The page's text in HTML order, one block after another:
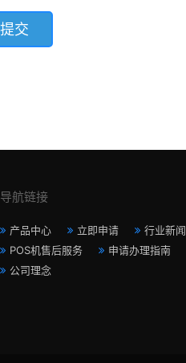
导航链接
产品中心 立即申请
行业新闻
POS机售后服务
申请办理指南
公司理念